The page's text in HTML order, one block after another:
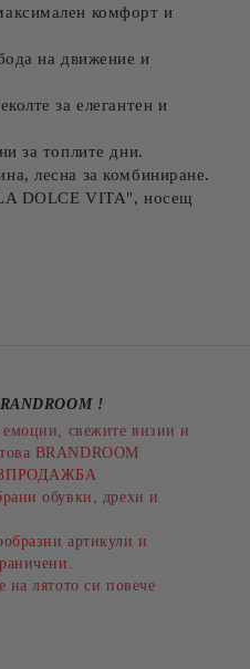
комфорт и
на движение и
за елегантен и
за топлите дни.
лесна за комбиниране.
DOLCE VITA", носещ
!
емоции, свежите визии и
BRANDROOM
обувки, дрехи и
артикули и
на лятото си повече